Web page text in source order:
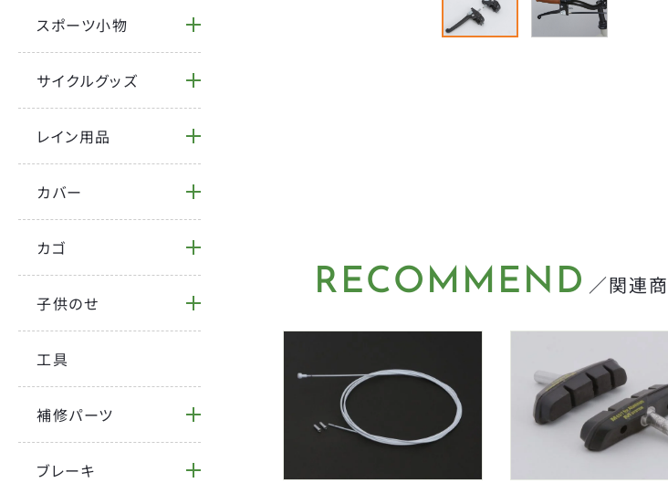
BRAND
スポーツ小物
サイクルグッズ
レイン用品
カバー
カゴ
子供のせ
工具
補修パーツ
ブレーキ
RECOMMEND ／関連